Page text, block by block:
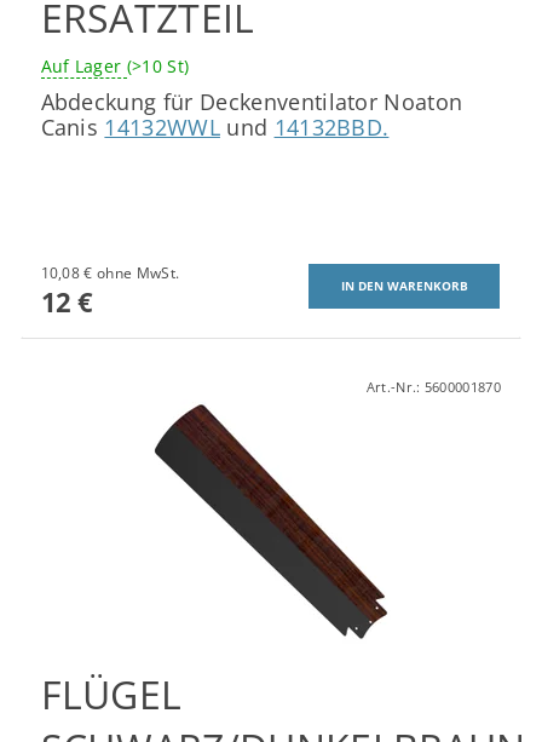
ERSATZTEIL
Auf Lager (>10 St)
Abdeckung für Deckenventilator Noaton
Canis 14132WWLund 14132BBD.
10,08 € ohne MwSt.
12 €
Art.-Nr.: 5600001870
FLÜGEL